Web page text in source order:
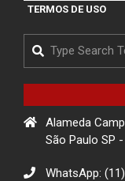
TERMOS DE USO
Alameda
São Paulo SP
WhatsApp: